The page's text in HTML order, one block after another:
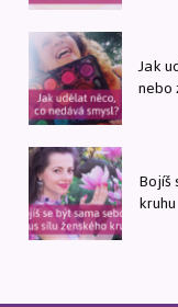
Jak
nebo
Bojíš
kruhu